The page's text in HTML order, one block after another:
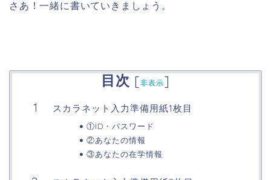
さあ！一緒に書いていきましょう。
目次 [非表示]
スカラネット入力準備用紙1枚目
①ID・パスワード
②あなたの情報
③あなたの在学情報